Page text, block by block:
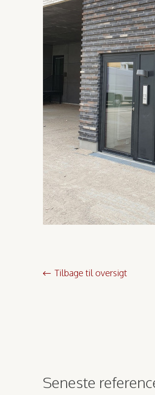
Tilbage til oversigt
Seneste